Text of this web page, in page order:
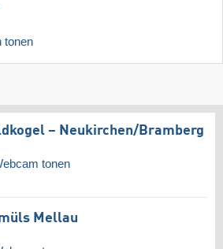
tonen
– Neukirchen/​Bramberg
tonen
Mellau